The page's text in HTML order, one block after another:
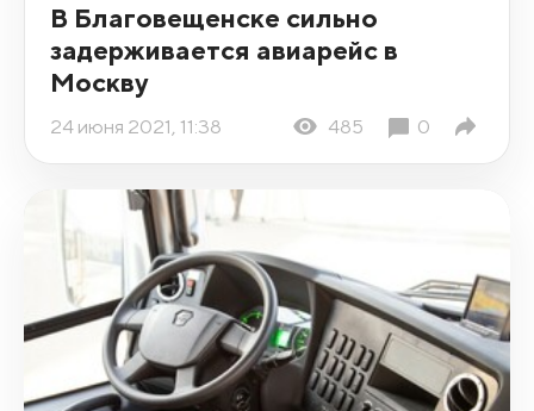
В Благовещенске сильно
задерживается авиарейс в
Москву
24 июня 2021, 11:38 485 0